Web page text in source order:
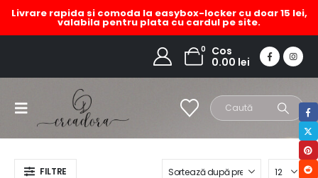
Livrare rapida si comoda la easybox-locker cu doar 15 lei,
valabila pentru plata cu cardul pe site.
0
Cos
0.00 lei
barcuta blue din ipsos
FILTRE